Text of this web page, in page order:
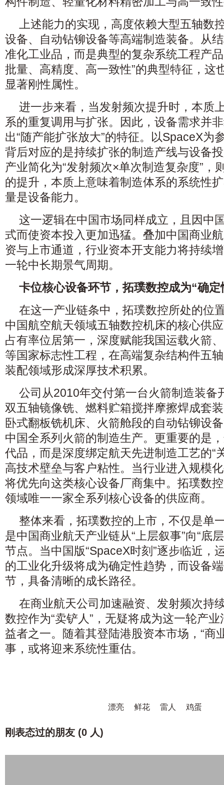
上述能力的实现，高度依赖大型五轴数
设备、自动钻铆设备等高端制造装备。从
准化工业品，而是典型的复杂系统工程产
批量、高精度、高一致性”的典型特征，这
显著刚性属性。
进一步来看，当发射频次提升时，本质
系的重复调用与扩张。因此，设备需求并
出“随产能扩张放大”的特征。以SpaceX为
背后对应的是持续扩张的制造产线与设备
产业简化为“发射频次×单次制造复杂度”，
的提升，本质上意味着制造体系的系统性
量是设备能力。
这一逻辑在中国市场同样成立，且因中
式而使资本投入更加迅猛。叠加中国商业
资与上市通道，行业资本开支能力将持续
一轮中长期景气周期。
卡位核心设备环节，拓璞数控成为“确定
在这一产业链条中，拓璞数控所处的位
中国航空航天领域五轴数控机床的核心供
占有率位居第一，深度赋能我国运载火箭
等国家标志性工程，在高端复杂结构件五
装配领域形成深厚技术积累。
公司从2010年交付第一台火箭制造装备
双五轴镜像铣、燃料贮箱搅拌摩擦焊成套
卧式翻板铣机床、火箭舱段的自动钻铆设
中国全系列火箭的制造生产。更重要的是
代品，而是深度绑定航天先进制造工艺的“
高技术壁垒与客户粘性。当行业进入规模
将优先向这类核心设备厂商集中。拓璞数
领域唯一一家全系列核心设备的供应商。
整体来看，拓璞数控的上市，不仅是单
是中国商业航天产业链从“上层叙事”向“底
节点。当中国版“SpaceX时刻”逐步临近，
的工业化升级将成为确定性趋势，而设备
节，具备清晰的成长路径。
在商业航天公司加速融资、发射频次持
数控作为“卖铲人”，无疑将成为这一轮产
益者之一。随着其登陆港股资本市场，“商
事，或将迎来系统性重估。
漂亮 鲜花 雷人 鸡蛋
刚表态过的朋友 (0 人)